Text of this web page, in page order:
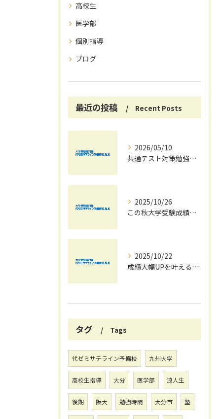
高校生
医学部
個別指導
ブログ
最近の投稿 Recent Posts
2026/05/10
共通テスト対策勉強は早めに始めましょう！
2025/10/26
この秋大学受験成績大幅UPの秘訣
2025/10/22
成績大幅UPを叶える秋の効率学習法
タグ Tags
代ゼミサテライン予備校 九州大学
高校生指導 大分 医学部 浪人生
後期 阪大 勉強時間 大分市 塾